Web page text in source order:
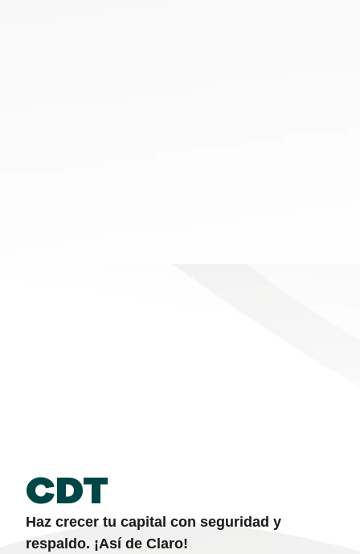
CDT
Haz crecer tu capital con seguridad y
respaldo. ¡Así de Claro!